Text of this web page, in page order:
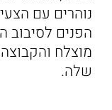
נוהרים עם
הפנים לסיבוב
מוצלח
שלה.